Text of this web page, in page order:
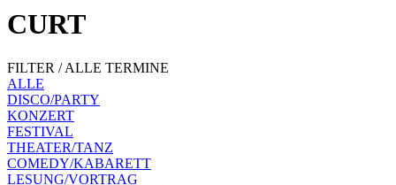
CURT
FILTER / ALLE TERMINE
ALLE
DISCO/PARTY
KONZERT
FESTIVAL
THEATER/TANZ
COMEDY/KABARETT
LESUNG/VORTRAG